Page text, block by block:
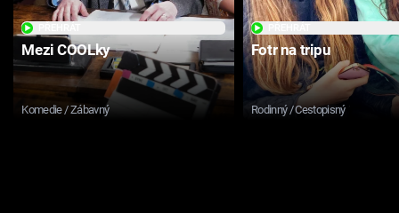
Mezi COOLky
Komedie / Zábavný
Fotr na tripu
Rodinný / Cestopisný